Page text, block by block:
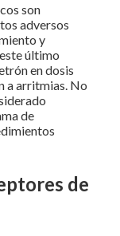
son
adversos
y
último
en dosis
a arritmias. No
de
de